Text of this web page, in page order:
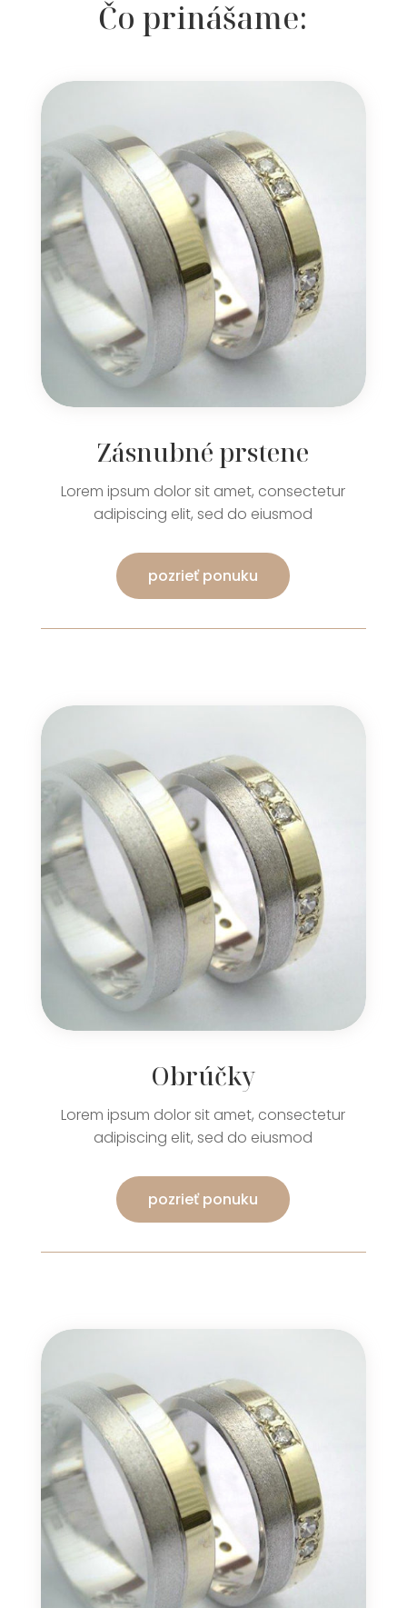
Čo prinášame:
Zásnubné prstene
Lorem ipsum dolor sit amet, consectetur
adipiscing elit, sed do eiusmod
pozrieť ponuku
Obrúčky
Lorem ipsum dolor sit amet, consectetur
adipiscing elit, sed do eiusmod
pozrieť ponuku